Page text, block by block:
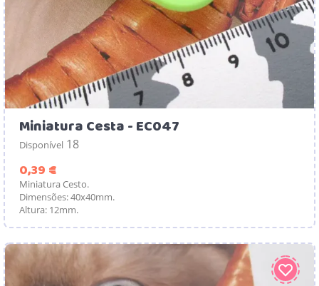
Miniatura Cesta - EC047
Disponível 18
0,39 €
Miniatura Cesto.
Dimensões: 40x40mm.
Altura: 12mm.